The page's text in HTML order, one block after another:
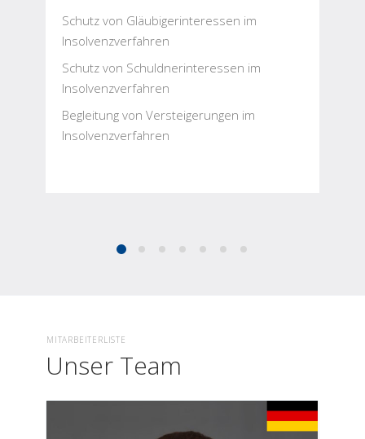
Schutz von Gläubigerinteressen im
Insolvenzverfahren
Schutz von Schuldnerinteressen im
Insolvenzverfahren
Begleitung von Versteigerungen im
Insolvenzverfahren
MITARBEITERLISTE
Unser Team